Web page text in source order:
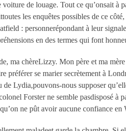
de louage. Tout ce qu’onsait à
les enquêtes possibles de ce
: personnerépondant à leur
en des termes qui font
ma chèreLizzy. Mon père et ma
préférer se marier secrètement à
Lydia,pouvons-nous supposer
Forster ne semble pasdisposé à
ne pût avoir aucune confiance en